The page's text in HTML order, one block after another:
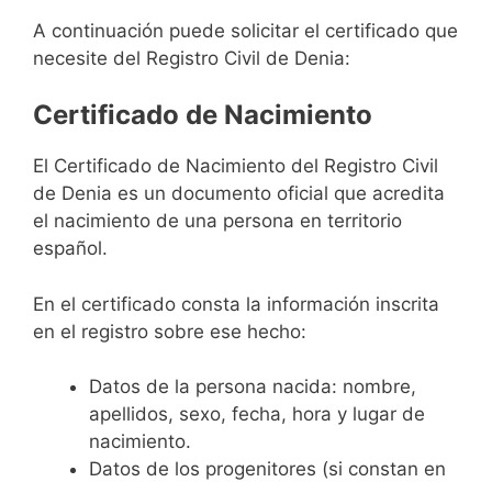
A continuación puede solicitar el certificado que
necesite del Registro Civil de Denia:
Certificado de Nacimiento
El Certificado de Nacimiento del Registro Civil
de Denia es un documento oficial que acredita
el nacimiento de una persona en territorio
español.
En el certificado consta la información inscrita
en el registro sobre ese hecho:
Datos de la persona nacida: nombre,
apellidos, sexo, fecha, hora y lugar de
nacimiento.
Datos de los progenitores (si constan en